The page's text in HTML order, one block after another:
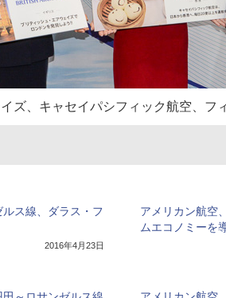
ズ、キャセイパシフィック航空、フ
ス線、ダラス・フ
2016年4月23日
アメリカン航空
ムエコノミーを